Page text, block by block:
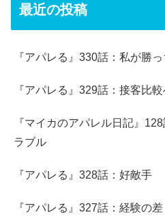
最近の投稿
『アパレる』330話：私が勝っ
『アパレる』329話：接客比
『マイカのアパレル日記』
ラブル
『アパレる』328話：好敵手
『アパレる』327話：経験の差